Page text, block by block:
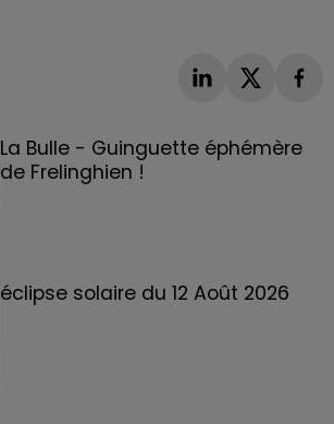
La Bulle - Guinguette éphémère
de Frelinghien !
éclipse solaire du 12 Août 2026